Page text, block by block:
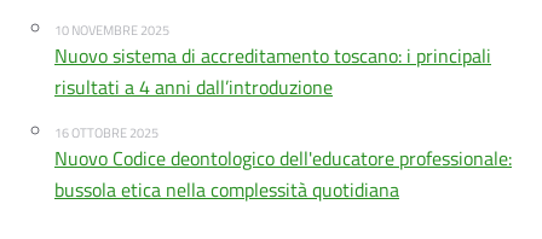
10 NOVEMBRE 2025
Nuovo sistema di accreditamento toscano: i principali
risultati a 4 anni dall’introduzione
16 OTTOBRE 2025
Nuovo Codice deontologico dell'educatore professionale:
bussola etica nella complessità quotidiana